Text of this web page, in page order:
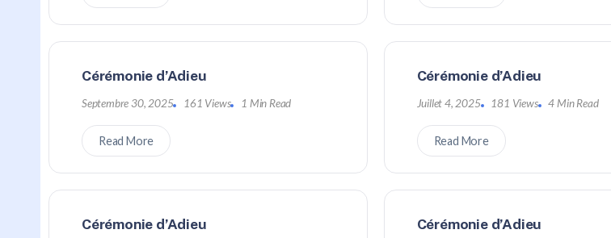
Cérémonie d’Adieu
Septembre 30, 2025 161 Views 1 Min Read
Read More
Cérémonie d’Adieu
Juillet 4, 2025 181 Views 4 Min Read
Read More
Cérémonie d’Adieu Cérémonie d’Adieu